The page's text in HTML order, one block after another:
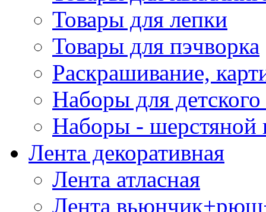
Товары для лепки
Товары для пэчворка
Раскрашивание,
Наборы для
Наборы - шерстяной
Лента декоративная
Лента атласная
Лента